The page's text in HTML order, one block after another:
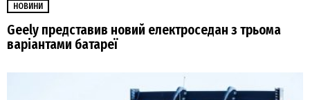
НОВИНИ
Geely представив новий електроседан з трьома
варіантами батареї